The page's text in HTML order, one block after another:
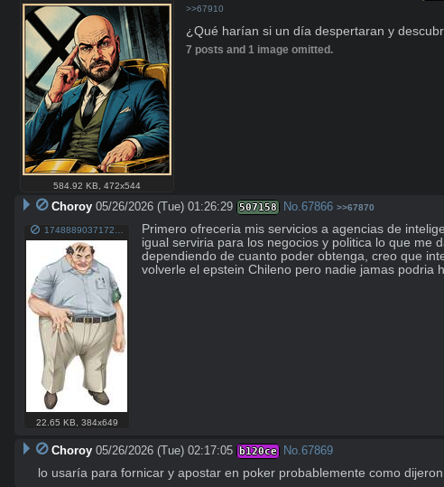
584.92 KB ,472x544
>>67910
¿Qué harían si un día despertaran y
7 posts and 1 image omitted.
Choroy 05/26/2026 (Tue) 01:26:29 507158 No.67866 >>67870
22.65 KB 384x649
Primero ofreceria mis servicios a agencias de
igual serviria para los negocios y politica lo que me
dependiendo de cuanto poder obtenga, creo que
volverle el epstein Chileno pero nadie jamas podria
Choroy 05/26/2026 (Tue) 02:17:05 b120ce No. 67869
lo usaría para fornicar y apostar en poker probablemente como